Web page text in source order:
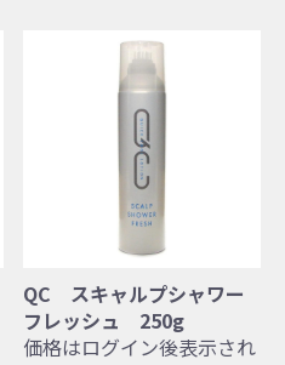
QC スキャルプシャワー
フレッシュ 250g
価格はログイン後表示され